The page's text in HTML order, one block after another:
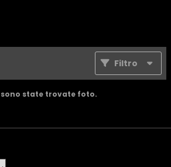
Filtro
sono state trovate foto.